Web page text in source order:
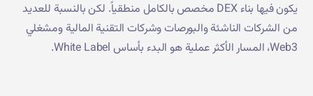
يكون فيها بناء DEX مخصص بالكامل منطقياً. لكن بالنسبة للعديد
من الشركات الناشئة والبورصات وشركات التقنية المالية ومشغلي
Web3، المسار الأكثر عملية هو البدء بأساس White Label.